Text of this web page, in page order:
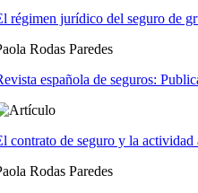
régimen jurídico del seguro de
Rodas Paredes
española de seguros:
contrato de seguro y la actividad
Rodas Paredes